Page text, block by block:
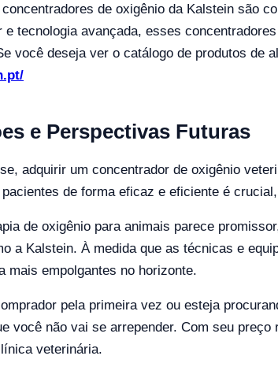
de oxigênio da Kalstein são
e tecnologia avançada, esses
você deseja ver o catálogo de produtos de
e Perspectivas Futuras
adquirir um concentrador de oxigênio
de forma eficaz e eficiente é
de oxigênio para animais parece
a Kalstein. À medida que as técnicas e
mais empolgantes no horizonte.
pela primeira vez ou esteja
você não vai se arrepender. Com seu
veterinária.